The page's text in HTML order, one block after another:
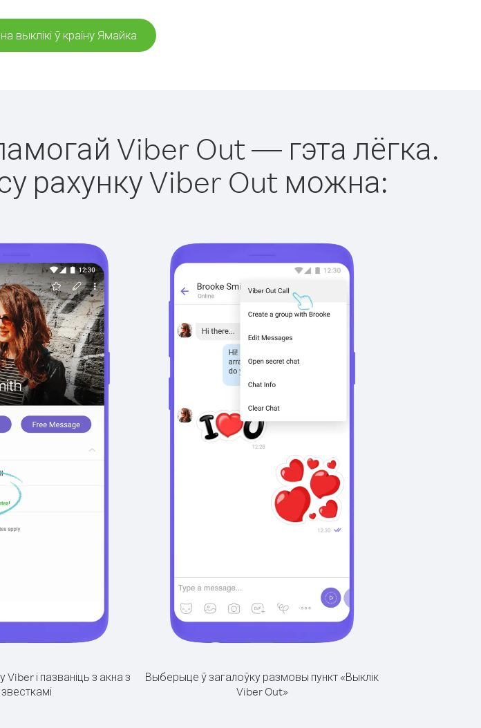
выклікі ў краіну Ямайка
Viber Out — гэта лёгка.
рахунку Viber Out можна:
і пазваніць з акна з
Выберыце ў загалоўку размовы пункт «Выклік
Viber Out»